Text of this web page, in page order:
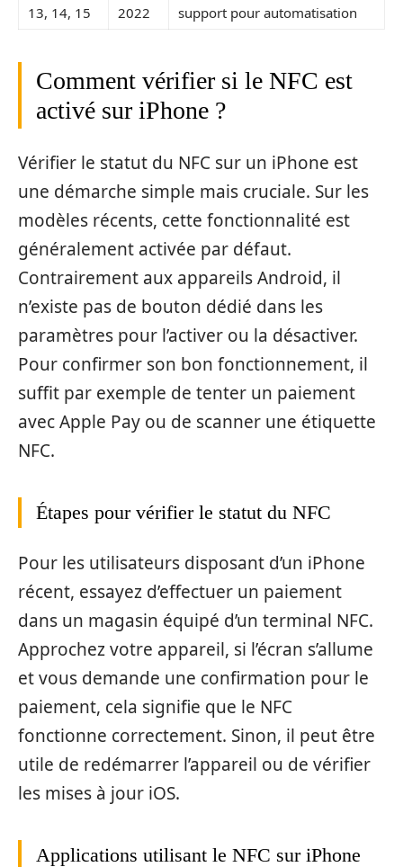
13, 14, 15
2022
support pour automatisation
Comment vérifier si le NFC est
activé sur iPhone ?
Vérifier le statut du NFC sur un iPhone est
une démarche simple mais cruciale. Sur les
modèles récents, cette fonctionnalité est
généralement activée par défaut.
Contrairement aux appareils Android, il
n’existe pas de bouton dédié dans les
paramètres pour l’activer ou la désactiver.
Pour confirmer son bon fonctionnement, il
suffit par exemple de tenter un paiement
avec Apple Pay ou de scanner une étiquette
NFC.
Étapes pour vérifier le statut du NFC
Pour les utilisateurs disposant d’un iPhone
récent, essayez d’effectuer un paiement
dans un magasin équipé d’un terminal NFC.
Approchez votre appareil, si l’écran s’allume
et vous demande une confirmation pour le
paiement, cela signifie que le NFC
fonctionne correctement. Sinon, il peut être
utile de redémarrer l’appareil ou de vérifier
les mises à jour iOS.
Applications utilisant le NFC sur iPhone